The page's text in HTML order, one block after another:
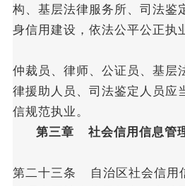
构、基层法律服务所、司法鉴
身信用建设，依法公平公正执
仲裁员、律师、公证员、基层
律援助人员、司法鉴定人员应
信规范执业。
第三章 社会信用信息管
第二十三条 自治区社会信用